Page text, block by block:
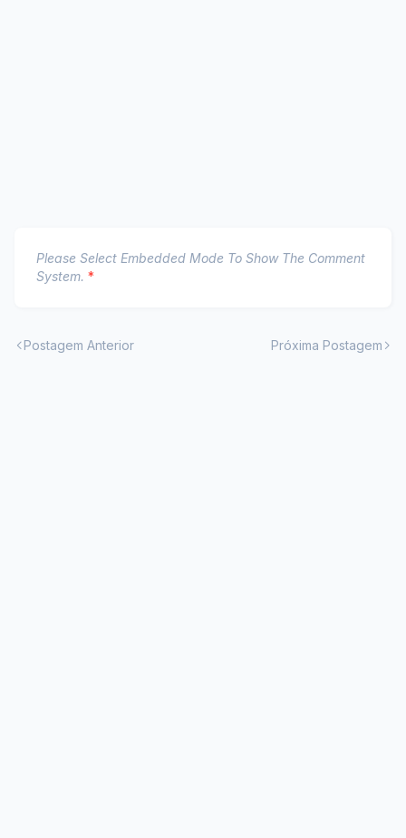
Please Select Embedded Mode To Show The Comment
System. *
Postagem Anterior Próxima Postagem